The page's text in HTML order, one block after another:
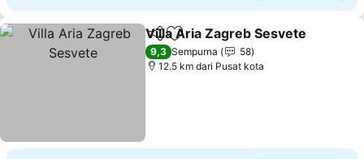
BagikanTambahkan ke favorit
Villa Aria Zagreb Sesvete
9,3 Sempurna
58
12.5 km dari Pusat kota